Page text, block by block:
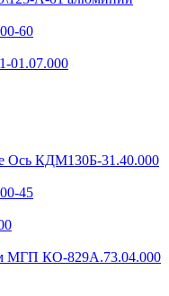
60
01.07.000
Ось КДМ130Б-31.40.000
45
МГП КО-829А.73.04.000